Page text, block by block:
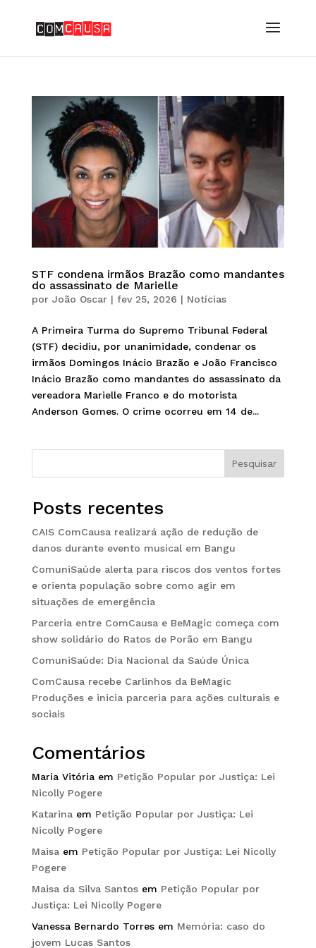
STF condena irmãos Brazão como mandantes
do assassinato de Marielle
por João Oscar| fev 25, 2026 | Notícias
A Primeira Turma do Supremo Tribunal Federal
(STF) decidiu, por unanimidade, condenar os
irmãos Domingos Inácio Brazão e João Francisco
Inácio Brazão como mandantes do assassinato da
vereadora Marielle Franco e do motorista
Anderson Gomes. O crime ocorreu em 14 de...
Pesquisar
Posts recentes
CAIS ComCausa realizará ação de redução de
danos durante evento musical em Bangu
ComuniSaúde alerta para riscos dos ventos fortes
e orienta população sobre como agir em
situações de emergência
Parceria entre ComCausa e BeMagic começa com
show solidário do Ratos de Porão em Bangu
ComuniSaúde: Dia Nacional da Saúde Única
ComCausa recebe Carlinhos da BeMagic
Produções e inicia parceria para ações culturais e
sociais
Comentários
Maria Vitóriaem Petição Popular por Justiça: Lei
Nicolly Pogere
Katarinaem Petição Popular por Justiça: Lei
Nicolly Pogere
Maisaem Petição Popular por Justiça: Lei Nicolly
Pogere
Maisa da Silva Santosem Petição Popular por
Justiça: Lei Nicolly Pogere
Vanessa Bernardo Torresem Memória: caso do
jovem Lucas Santos